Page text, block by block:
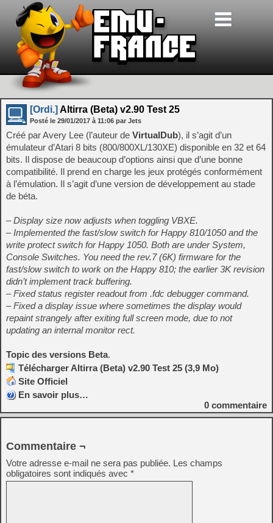
[Ordi.] Altirra (Beta) v2.90 Test 25
Posté le 29/01/2017 à 11:06 par Jets
Créé par Avery Lee (l’auteur de VirtualDub), il s’agit d’un
émulateur d’Atari 8 bits (800/800XL/130XE) disponible en 32 et 64
bits. Il dispose de beaucoup d’options ainsi que d’une bonne
compatibilité. Il prend en charge les jeux protégés conformément
à l’émulation. Il s’agit d’une version de développement au stade
de béta.
– Display size now adjusts when toggling VBXE.
– Implemented the fast/slow switch for Happy 810/1050 and the
write protect switch for Happy 1050. Both are under System,
Console Switches. You need the rev.7 (6K) firmware for the
fast/slow switch to work on the Happy 810; the earlier 3K revision
didn’t implement track buffering.
– Fixed status register readout from .fdc debugger command.
– Fixed a display issue where sometimes the display would
repaint strangely after exiting full screen mode, due to not
updating an internal monitor rect.
Topic des versions Beta.
Télécharger Altirra (Beta) v2.90 Test 25 (3,9 Mo)
Site Officiel
En savoir plus…
0 commentaire
Commentaire ¬
Votre adresse e-mail ne sera pas publiée. Les champs
obligatoires sont indiqués avec *